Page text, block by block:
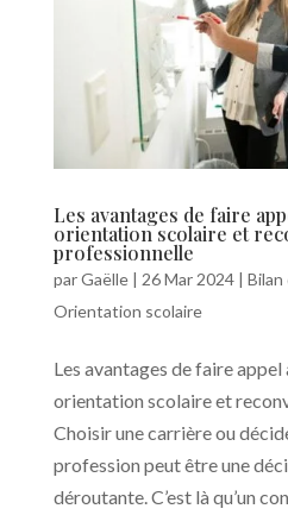
Les avantages de faire
orientation scolaire et
professionnelle
parGaëlle| 26 Mar 2024|
Orientation scolaire
Les avantages de faire appel
orientation scolaire et
Choisir une carrière ou
profession peut être une
déroutante. C’est là qu’un